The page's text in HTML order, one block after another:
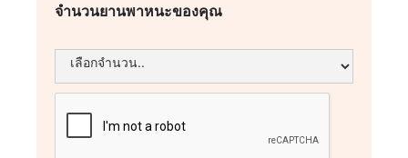
จำนวนยานพาหนะของคุณ